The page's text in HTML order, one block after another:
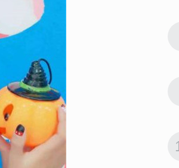
2024-01-13 17:00:05
2024龙年可爱福字吉祥配图合集 兔年圆
23170 2022-12-10 09:24:02
2023网红款颜值高蛋糕图片合集 微博小
红书超级火的网红蛋糕合集
22806 2023-02-07 23:48:08
微信背景图抖音最火2023 抖音吸引人的
背景合集